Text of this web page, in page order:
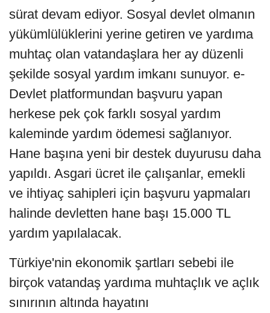
sürat devam ediyor. Sosyal devlet olmanın
yükümlülüklerini yerine getiren ve yardıma
muhtaç olan vatandaşlara her ay düzenli
şekilde sosyal yardım imkanı sunuyor. e-
Devlet platformundan başvuru yapan
herkese pek çok farklı sosyal yardım
kaleminde yardım ödemesi sağlanıyor.
Hane başına yeni bir destek duyurusu daha
yapıldı. Asgari ücret ile çalışanlar, emekli
ve ihtiyaç sahipleri için başvuru yapmaları
halinde devletten hane başı 15.000 TL
yardım yapılalacak.
Türkiye'nin ekonomik şartları sebebi ile
birçok vatandaş yardıma muhtaçlık ve açlık
sınırının altında hayatını